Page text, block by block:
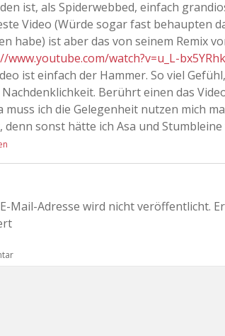
ist, als Spiderwebbed, einfach
Video (Würde sogar fast behaupten
habe) ist aber das von seinem Remix
www.youtube.com/watch?v=u_L-bx5YRhk
ist einfach der Hammer. So viel
Berührt einen das
muss ich die Gelegenheit nutzen mich
denn sonst hätte ich Asa und
Mail-Adresse wird nicht veröffentlicht.